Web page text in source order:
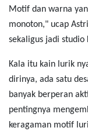
Motif dan warna
monoton," ucap
sekaligus jadi studio
Kala itu kain lurik
dirinya, ada satu
banyak berperan
pentingnya
keragaman motif